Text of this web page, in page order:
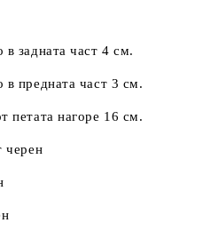
в задната част 4 см.
в предната част 3 см.
петата нагоре 16 см.
черен